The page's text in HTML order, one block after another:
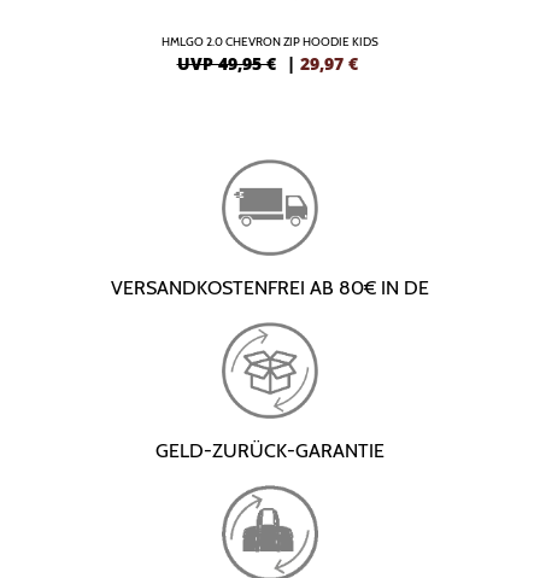
HMLGO 2.0 CHEVRON ZIP HOODIE KIDS
UVP 49,95 € | 29,97 €
VERSANDKOSTENFREI AB 80€ IN DE
GELD-ZURÜCK-GARANTIE